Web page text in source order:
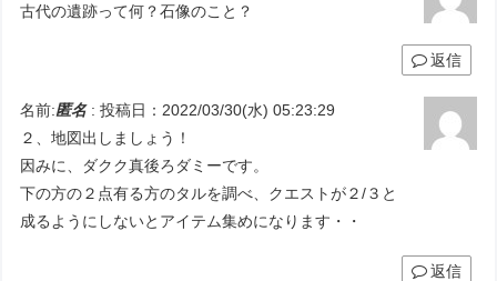
古代の遺跡って何？石像のこと？
返信
名前:匿名: 投稿日：2022/03/30(水) 05:23:29
２、地図出しましょう！
因みに、ダクク真後ろダミーです。
下の方の２点有る方のタルを調べ、クエストが２/３と
成るようにしないとアイテム集めになります・・
返信